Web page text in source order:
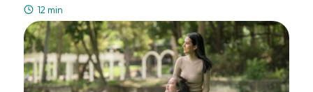
12 min